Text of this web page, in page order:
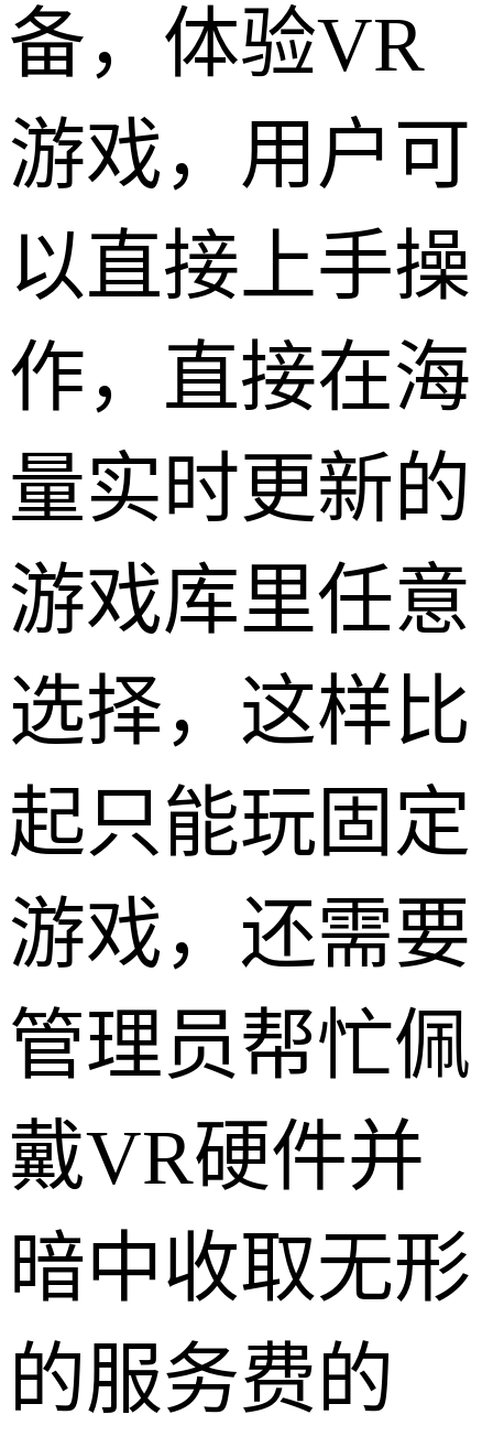
备，体验VR
游戏，用户可
以直接上手操
作，直接在海
量实时更新的
游戏库里任意
选择，这样比
起只能玩固定
游戏，还需要
管理员帮忙佩
戴VR硬件并
暗中收取无形
的服务费的